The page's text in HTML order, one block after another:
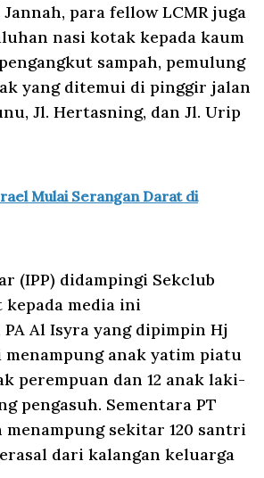
para fellow LCMR juga
nasi kotak kepada kaum
sampah, pemulung
yang ditemui di pinggir jalan
Jl. Hertasning, dan Jl. Urip
Mulai Serangan Darat di
(IPP) didampingi Sekclub
kepada media ini
Al Isyra yang dipimpin Hj
menampung anak yatim piatu
perempuan dan 12 anak laki-
pengasuh. Sementara PT
menampung sekitar 120 santri
dari kalangan keluarga